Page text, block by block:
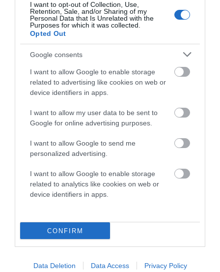
I want to opt-out of Collection, Use,
Retention, Sale, and/or Sharing of my
Personal Data that Is Unrelated with the
Purposes for which it was collected.
Opted Out
Google consents
I want to allow Google to enable storage
related to advertising like cookies on web or
device identifiers in apps.
I want to allow my user data to be sent to
Google for online advertising purposes.
I want to allow Google to send me
personalized advertising.
I want to allow Google to enable storage
related to analytics like cookies on web or
device identifiers in apps.
CONFIRM
Data Deletion Data Access Privacy Policy
Αποθήκευσε το όνομά μου, email, και τον ιστότοπο μου σε
αυτόν τον πλοηγό για την επόμενη φορά που θα σχολιάσω.